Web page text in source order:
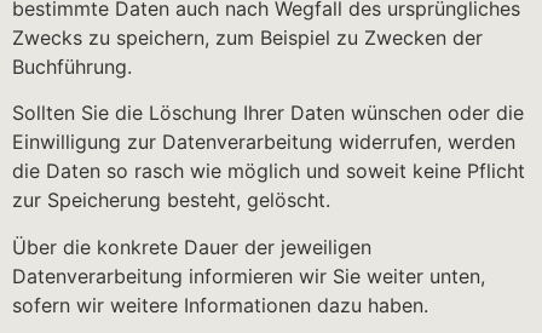
bestimmte Daten auch nach Wegfall des ursprüngliches
Zwecks zu speichern, zum Beispiel zu Zwecken der
Buchführung.
Sollten Sie die Löschung Ihrer Daten wünschen oder die
Einwilligung zur Datenverarbeitung widerrufen, werden
die Daten so rasch wie möglich und soweit keine Pflicht
zur Speicherung besteht, gelöscht.
Über die konkrete Dauer der jeweiligen
Datenverarbeitung informieren wir Sie weiter unten,
sofern wir weitere Informationen dazu haben.